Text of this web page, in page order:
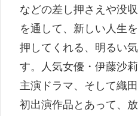
などの差し押さえや没
を通して、新しい人生
押してくれる、明るい
す。人気女優・伊藤沙
主演ドラマ、そして織
初出演作品とあって、